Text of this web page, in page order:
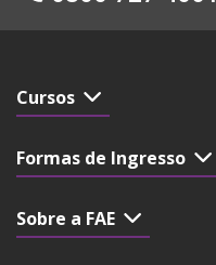
Cursos
Formas de Ingresso
Sobre a FAE